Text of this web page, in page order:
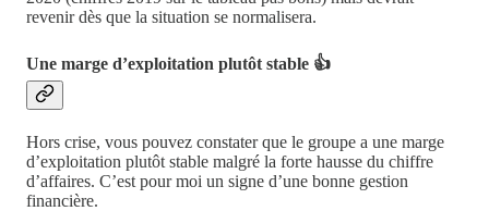
revenir dès que la situation se normalisera.
Une marge d’exploitation plutôt stable 👍
Hors crise, vous pouvez constater que le groupe a une marge
d’exploitation plutôt stable malgré la forte hausse du chiffre
d’affaires. C’est pour moi un signe d’une bonne gestion
financière.